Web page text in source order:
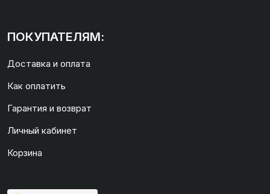
ПОКУПАТЕЛЯМ:
Доставка и оплата
Как оплатить
Гарантия и возврат
Личный кабинет
Корзина